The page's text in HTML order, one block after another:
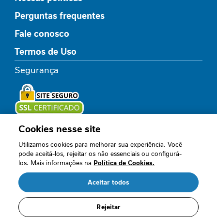
i
o
R
l
a
x
a
m
e
t
o
u
Perguntas frequentes
Fale conosco
Termos de Uso
Segurança
Loja oficial
Acompanhe nossos canais
Cookies nesse site
Utilizamos cookies para melhorar sua experiência. Você
pode aceitá-los, rejeitar os não essenciais ou configurá-
los. Mais informações na Política de Cookies.
Rejeitar
Aceitar todos